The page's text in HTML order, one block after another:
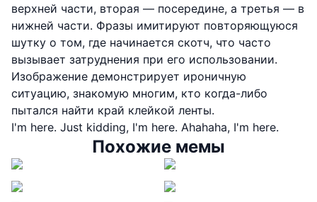
верхней части, вторая — посередине, а третья — в
нижней части. Фразы имитируют повторяющуюся
шутку о том, где начинается скотч, что часто
вызывает затруднения при его использовании.
Изображение демонстрирует ироничную
ситуацию, знакомую многим, кто когда-либо
пытался найти край клейкой ленты.
I'm here. Just kidding, I'm here. Ahahaha, I'm here.
Похожие мемы